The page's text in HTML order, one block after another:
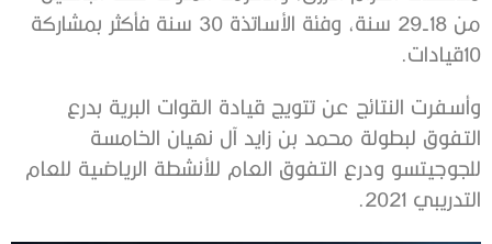
من 18-29 سنة، وفئة الأساتذة 30 سنة فأكثر بمشاركة
10قيادات.
وأسفرت النتائج عن تتويج قيادة القوات البرية بدرع
التفوق لبطولة محمد بن زايد آل نهيان الخامسة
للجوجيتسو ودرع التفوق العام للأنشطة الرياضية للعام
التدريبي 2021.